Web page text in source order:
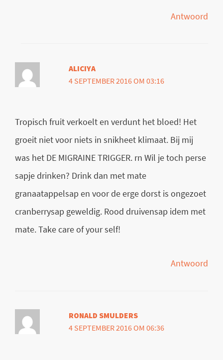
Antwoord
ALICIYA
4 SEPTEMBER 2016 OM 03:16
Tropisch fruit verkoelt en verdunt het bloed! Het
groeit niet voor niets in snikheet klimaat. Bij mij
was het DE MIGRAINE TRIGGER. rn Wil je toch perse
sapje drinken? Drink dan met mate
granaatappelsap en voor de erge dorst is ongezoet
cranberrysap geweldig. Rood druivensap idem met
mate. Take care of your self!
Antwoord
RONALD SMULDERS
4 SEPTEMBER 2016 OM 06:36